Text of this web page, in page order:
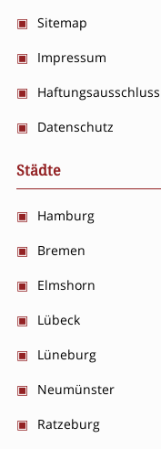
Sitemap
Impressum
Haftungsausschluss
Datenschutz
Städte
Hamburg
Bremen
Elmshorn
Lübeck
Lüneburg
Neumünster
Ratzeburg